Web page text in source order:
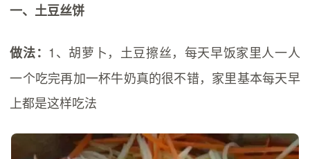
一、土豆丝饼
做法： 1、胡萝卜，土豆擦丝，每天早饭家里人一人
一个吃完再加一杯牛奶真的很不错，家里基本每天早
上都是这样吃法